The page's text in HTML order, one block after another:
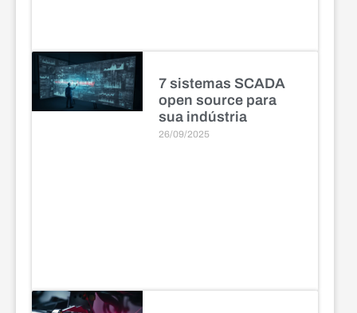
7 sistemas SCADA
open source para
sua indústria
26/09/2025